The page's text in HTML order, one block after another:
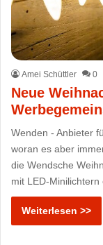
Amei Schüttler 0
Neue
Wenden - Anbieter
woran es aber
die Wendsche
mit LED-Minilichtern
Weiterlesen >>